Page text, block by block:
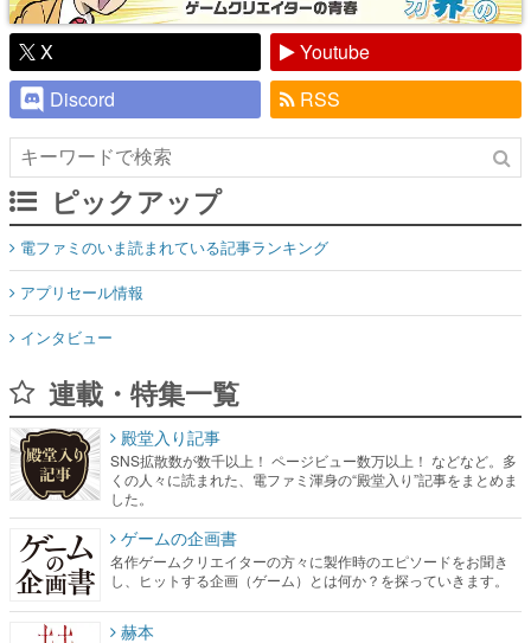
X
Youtube
Discord
RSS
ピックアップ
電ファミのいま読まれている記事ランキング
アプリセール情報
インタビュー
連載・特集一覧
殿堂入り記事
SNS拡散数が数千以上！ ページビュー数万以上！ などなど。多
くの人々に読まれた、電ファミ渾身の“殿堂入り”記事をまとめま
した。
ゲームの企画書
名作ゲームクリエイターの方々に製作時のエピソードをお聞き
し、ヒットする企画（ゲーム）とは何か？を探っていきます。
赫本